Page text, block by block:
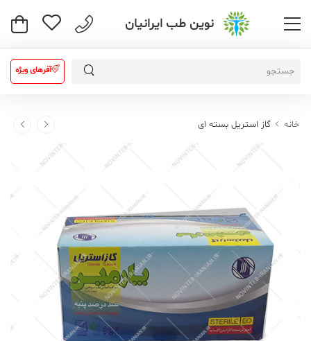
نوین طب ایرانیان
آفرهای ویژه
خانه گاز استریل بسته ای